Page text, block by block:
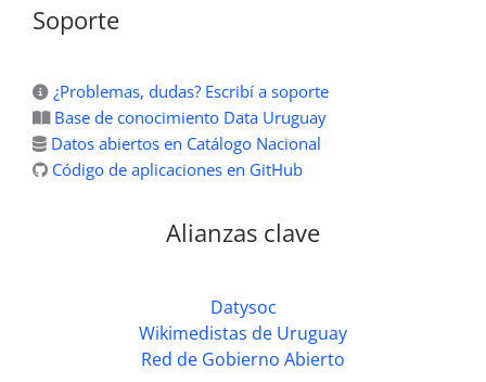
Soporte
¿Problemas, dudas? Escribí a soporte
Base de conocimiento Data Uruguay
Datos abiertos en Catálogo Nacional
Código de aplicaciones en GitHub
Alianzas clave
Datysoc
Wikimedistas de Uruguay
Red de Gobierno Abierto